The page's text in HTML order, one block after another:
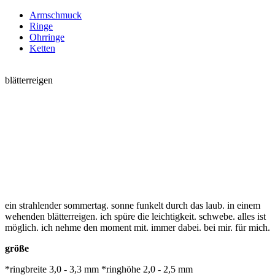
Armschmuck
Ringe
Ohrringe
Ketten
blätterreigen
ein strahlender sommertag. sonne funkelt durch das laub. in einem
wehenden blätterreigen. ich spüre die leichtigkeit. schwebe. alles ist
möglich. ich nehme den moment mit. immer dabei. bei mir. für mich.
größe
*ringbreite 3,0 - 3,3 mm *ringhöhe 2,0 - 2,5 mm